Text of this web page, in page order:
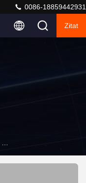
0086-18859442931
Zitat